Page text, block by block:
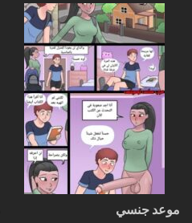
موعد جنسي